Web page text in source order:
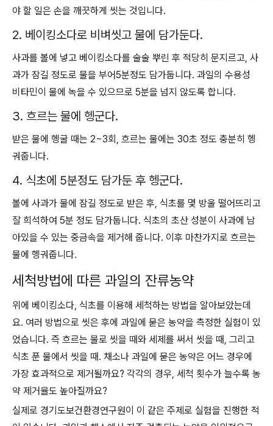
야 할 일은 손을 깨끗하게 씻는 것입니다.
2. 베이킹소다로 비벼씻고 물에 담가둔다.
사과를 볼에 넣고 베이킹소다를 술술 뿌린 후 적당히 문지르고, 사
과가 잠길 정도로 물을 부어5분정도 담가둡니다. 과일의 수용성
비타민이 물에 녹을 수 있으므로 5분을 넘지 않도록 합니다.
3. 흐르는 물에 헹군다.
받은 물에 헹굴 때는 2~3회, 흐르는 물에는 30초 정도 충분히 헹
궈줍니다.
4. 식초에 5분정도 담가둔 후 헹군다.
볼에 사과가 물에 잠길 정도로 받은 후, 식초를 몇 방울 떨어뜨리고
잘 희석하여 5분 정도 담가둡니다. 식초의 초산 성분이 사과에 남
아있을 수 있는 중금속을 제거해 줍니다. 이후 마찬가지로 흐르는
물에 헹궈줍니다.
세척방법에 따른 과일의 잔류농약
위에 베이킹소다, 식초를 이용해 세척하는 방법을 알아보았는데
요. 여러 방법으로 씻은 후에 과일에 묻은 농약을 측정한 실험이 있
었습니다. 즉 흐르는 물로 씻을 때와 세제를 써서 씻을 때, 그리고
식초 푼 물에서 씻을 때. 채소나 과일에 묻은 농약은 어느 경우에
가장 효과적으로 제거될까요? 각각의 경우, 세척 횟수가 늘수록 농
약 제거율도 높아질까요?
실제로 경기도보건환경연구원이 이 같은 주제로 실험을 진행한 적